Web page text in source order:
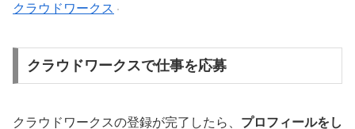
クラウドワークス
クラウドワークスで仕事を応募
クラウドワークスの登録が完了したら、 プロフィールをし